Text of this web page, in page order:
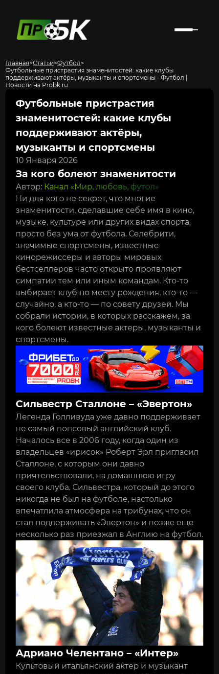
Главная>Статьи>Футбол>
Футбольные пристрастия знаменитостей: какие клубы
поддерживают актёры, музыканты и спортсмены - Футбол |
Новости на Probk.ru
Футбольные пристрастия
знаменитостей: какие клубы
поддерживают актёры,
музыканты и спортсмены
10 Января 2026
За кого болеют знаменитости
Автор: Канал «Мир, любовь, футол»
Ни для кого не секрет, что многие
знаменитости, сделавшие себе имя в кино,
музыке, культуре или других видах спорта,
просто без ума от футбола. Селебрити,
значимые спортсмены, известные
кинорежиссеры и авторы мировых
бестселлеров часто открыто проявляют
симпатии тем или иным командам. Кто-то
выбирает клуб по месту рождения, кто-то —
случайно, а кто-то — по совету друзей. Мы
собрали истории, в которых расскажем, за
кого болеют известные актеры, музыканты и
спортсмены.
Сильвестр Сталлоне – «Эвертон»
Легенда Голливуда уже давно поддерживает
не самый попсовый английский клуб.
Началось все в 2006 году, когда один из
владельцев «ирисок» Роберт Эрл пригласил
Сталлоне, с которым они давно
приятельствовали, на домашнюю игру
своего клуба. Сильвестра, который до этого
никогда не был на футболе, настолько
впечатлила атмосфера на трибунах, что он
стал поддерживать «Эвертон» и позже еще
несколько раз приезжал в Англию на футбол.
Адриано Челентано – «Интер»
Культовый итальянский актер и музыкант